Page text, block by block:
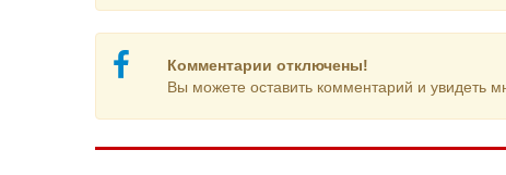
Комментарии отключены!
Вы можете оставить комментарий и увидеть